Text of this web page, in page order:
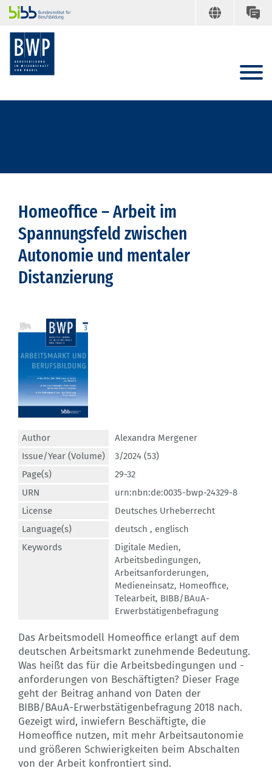
Homeoffice – Arbeit im
Spannungsfeld zwischen
Autonomie und mentaler
Distanzierung
Author
Alexandra Mergener
Issue/Year (Volume)
3/2024 (53)
Page(s)
29-32
URN
urn:nbn:de:0035-bwp-24329-8
License
Deutsches Urheberrecht
Language(s)
deutsch , englisch
Keywords
Digitale Medien,
Arbeitsbedingungen,
Arbeitsanforderungen,
Medieneinsatz, Homeoffice,
Telearbeit, BIBB/BAuA-
Erwerbstätigenbefragung
Das Arbeitsmodell Homeoffice erlangt auf dem
deutschen Arbeitsmarkt zunehmende Bedeutung.
Was heißt das für die Arbeitsbedingungen und -
anforderungen von Beschäftigten? Dieser Frage
geht der Beitrag anhand von Daten der
BIBB/BAuA-Erwerbstätigenbefragung 2018 nach.
Gezeigt wird, inwiefern Beschäftigte, die
Homeoffice nutzen, mit mehr Arbeitsautonomie
und größeren Schwierigkeiten beim Abschalten
von der Arbeit konfrontiert sind.